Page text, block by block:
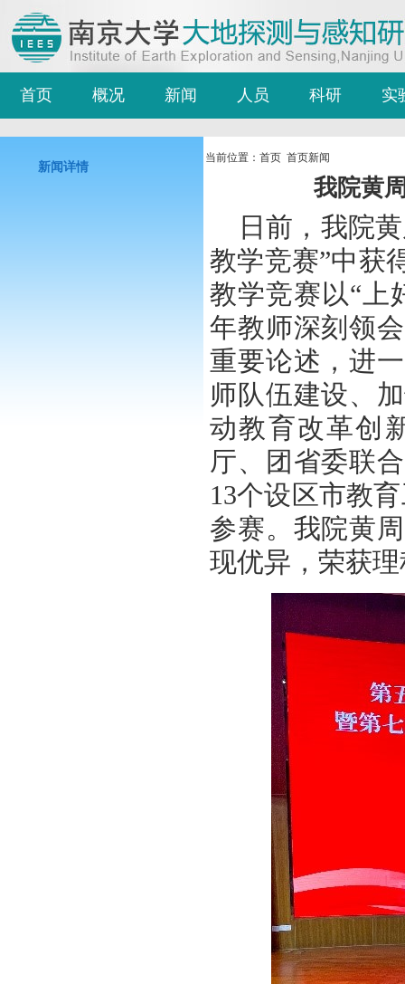
首页 概况 新闻 人员 科研 实
新闻详情
当前位置： 首页 首页新闻
我院黄
日前，我院
教学竞赛”中获
教学竞赛以“上
年教师深刻领
重要论述，进
师队伍建设、
动教育改革创
厅、团省委联
13个设区市教
参赛。我院黄
现优异，荣获